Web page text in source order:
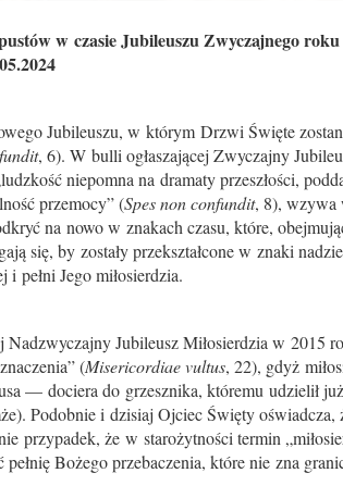
w czasie Jubileuszu Zwyczajnego roku
Jubileuszu, w którym Drzwi Święte
, 6). W bulli ogłaszającej Zwyczajny
niepomna na dramaty przeszłości,
przemocy” (Spes non confundit, 8), wzywa
na nowo w znakach czasu, które,
się, by zostały przekształcone w znaki
pełni Jego miłosierdzia.
Nadzwyczajny Jubileusz Miłosierdzia w 2015
(Misericordiae vultus, 22), gdyż
— dociera do grzesznika, któremu udzielił
Podobnie i dzisiaj Ojciec Święty
przypadek, że w starożytności termin
Bożego przebaczenia, które nie zna